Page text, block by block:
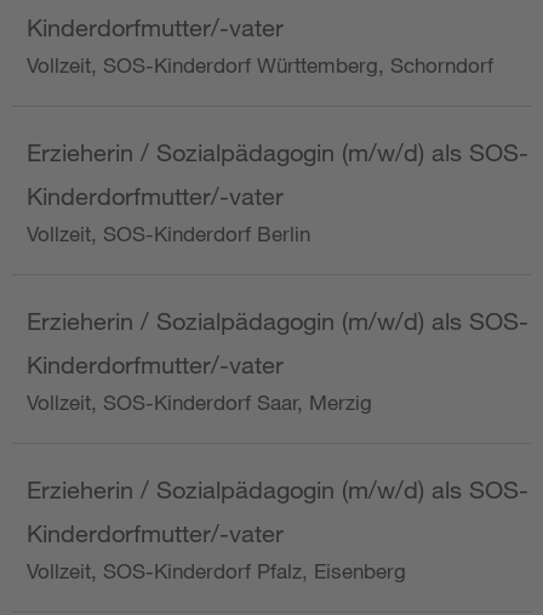
Kinderdorfmutter/-vater
Vollzeit, SOS-Kinderdorf Württemberg, Schorndorf
Erzieherin / Sozialpädagogin (m/w/d) als SOS-
Kinderdorfmutter/-vater
Vollzeit, SOS-Kinderdorf Berlin
Erzieherin / Sozialpädagogin (m/w/d) als SOS-
Kinderdorfmutter/-vater
Vollzeit, SOS-Kinderdorf Saar, Merzig
Erzieherin / Sozialpädagogin (m/w/d) als SOS-
Kinderdorfmutter/-vater
Vollzeit, SOS-Kinderdorf Pfalz, Eisenberg